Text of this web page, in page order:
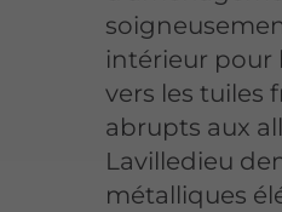
intérieur pour
vers les tuiles
abrupts aux
Lavilledieu
métalliques